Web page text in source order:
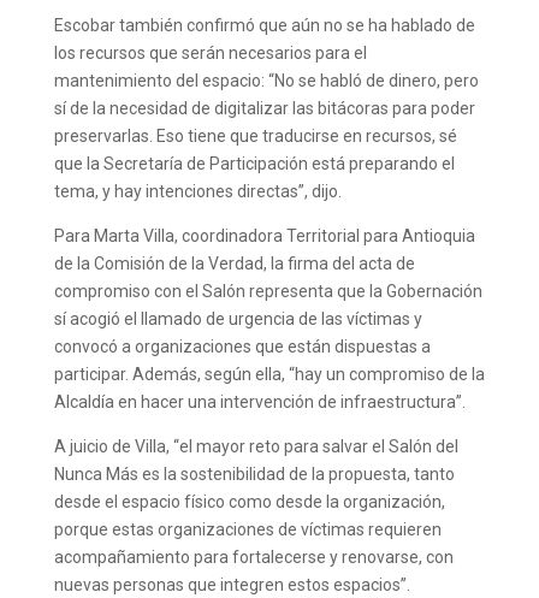
Escobar también confirmó que aún no se ha hablado de
los recursos que serán necesarios para el
mantenimiento del espacio: “No se habló de dinero, pero
sí de la necesidad de digitalizar las bitácoras para poder
preservarlas. Eso tiene que traducirse en recursos, sé
que la Secretaría de Participación está preparando el
tema, y hay intenciones directas”, dijo.
Para Marta Villa, coordinadora Territorial para Antioquia
de la Comisión de la Verdad, la firma del acta de
compromiso con el Salón representa que la Gobernación
sí acogió el llamado de urgencia de las víctimas y
convocó a organizaciones que están dispuestas a
participar. Además, según ella, “hay un compromiso de la
Alcaldía en hacer una intervención de infraestructura”.
A juicio de Villa, “el mayor reto para salvar el Salón del
Nunca Más es la sostenibilidad de la propuesta, tanto
desde el espacio físico como desde la organización,
porque estas organizaciones de víctimas requieren
acompañamiento para fortalecerse y renovarse, con
nuevas personas que integren estos espacios”.